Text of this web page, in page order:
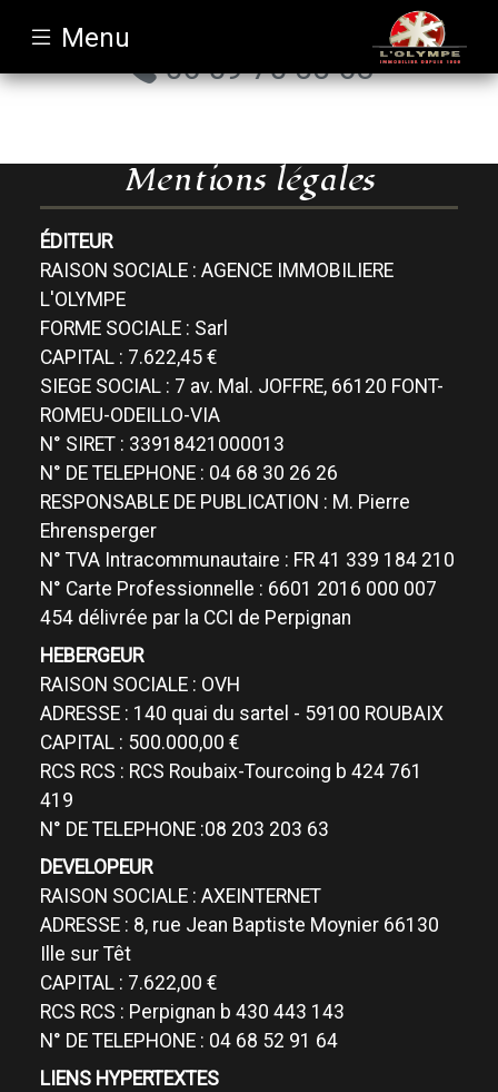
Mentions
légales
-
Olympe
Immobilier
Menu
06 09 70 55 68
Mentions légales
ÉDITEUR
RAISON SOCIALE : AGENCE IMMOBILIERE
L'OLYMPE
FORME SOCIALE : Sarl
CAPITAL : 7.622,45 €
SIEGE SOCIAL : 7 av. Mal. JOFFRE, 66120 FONT-
ROMEU-ODEILLO-VIA
N° SIRET : 33918421000013
N° DE TELEPHONE : 04 68 30 26 26
RESPONSABLE DE PUBLICATION : M. Pierre
Ehrensperger
N° TVA Intracommunautaire : FR 41 339 184 210
N° Carte Professionnelle : 6601 2016 000 007
454 délivrée par la CCI de Perpignan
HEBERGEUR
RAISON SOCIALE : OVH
ADRESSE : 140 quai du sartel - 59100 ROUBAIX
CAPITAL : 500.000,00 €
RCS RCS : RCS Roubaix-Tourcoing b 424 761
419
N° DE TELEPHONE :08 203 203 63
DEVELOPEUR
RAISON SOCIALE : AXEINTERNET
ADRESSE : 8, rue Jean Baptiste Moynier 66130
Ille sur Têt
CAPITAL : 7.622,00 €
RCS RCS : Perpignan b 430 443 143
N° DE TELEPHONE : 04 68 52 91 64
LIENS HYPERTEXTES